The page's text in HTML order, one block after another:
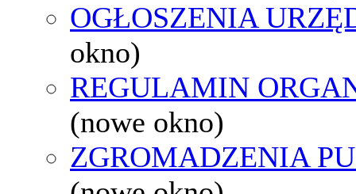
OGŁOSZENIA
okno)
REGULAMIN
(nowe okno)
ZGROMADZENIA